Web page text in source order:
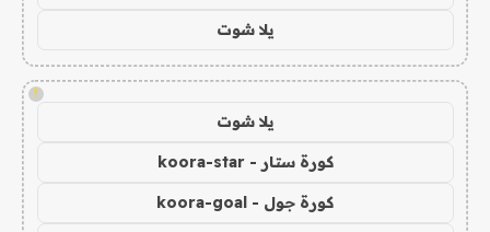
يلا شوت
!
يلا شوت
كورة ستار - koora-star
كورة جول - koora-goal